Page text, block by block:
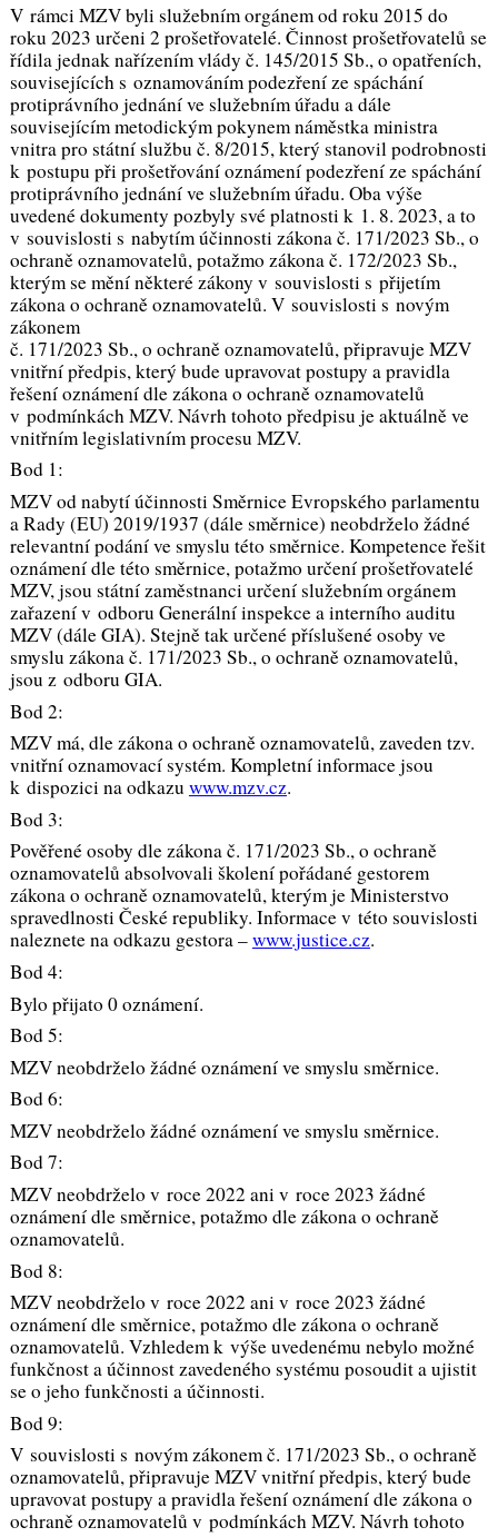
V rámci MZV byli služebním orgánem od roku 2015 do
roku 2023 určeni 2 prošetřovatelé. Činnost prošetřovatelů se
řídila jednak nařízením vlády č. 145/2015 Sb., o opatřeních,
souvisejících s oznamováním podezření ze spáchání
protiprávního jednání ve služebním úřadu a dále
souvisejícím metodickým pokynem náměstka ministra
vnitra pro státní službu č. 8/2015, který stanovil podrobnosti
k postupu při prošetřování oznámení podezření ze spáchání
protiprávního jednání ve služebním úřadu. Oba výše
uvedené dokumenty pozbyly své platnosti k 1. 8. 2023, a to
v souvislosti s nabytím účinnosti zákona č. 171/2023 Sb., o
ochraně oznamovatelů, potažmo zákona č. 172/2023 Sb.,
kterým se mění některé zákony v souvislosti s přijetím
zákona o ochraně oznamovatelů. V souvislosti s novým
zákonem
č. 171/2023 Sb., o ochraně oznamovatelů, připravuje MZV
vnitřní předpis, který bude upravovat postupy a pravidla
řešení oznámení dle zákona o ochraně oznamovatelů
v podmínkách MZV. Návrh tohoto předpisu je aktuálně ve
vnitřním legislativním procesu MZV.
Bod 1:
MZV od nabytí účinnosti Směrnice Evropského parlamentu
a Rady (EU) 2019/1937 (dále směrnice) neobdrželo žádné
relevantní podání ve smyslu této směrnice. Kompetence řešit
oznámení dle této směrnice, potažmo určení prošetřovatelé
MZV, jsou státní zaměstnanci určení služebním orgánem
zařazení v odboru Generální inspekce a interního auditu
MZV (dále GIA). Stejně tak určené příslušené osoby ve
smyslu zákona č. 171/2023 Sb., o ochraně oznamovatelů,
jsou z odboru GIA.
Bod 2:
MZV má, dle zákona o ochraně oznamovatelů, zaveden tzv.
vnitřní oznamovací systém. Kompletní informace jsou
k dispozici na odkazu www.mzv.cz.
Bod 3:
Pověřené osoby dle zákona č. 171/2023 Sb., o ochraně
oznamovatelů absolvovali školení pořádané gestorem
zákona o ochraně oznamovatelů, kterým je Ministerstvo
spravedlnosti České republiky. Informace v této souvislosti
naleznete na odkazu gestora –www.justice.cz.
Bod 4:
Bylo přijato 0 oznámení.
Bod 5:
MZV neobdrželo žádné oznámení ve smyslu směrnice.
Bod 6:
MZV neobdrželo žádné oznámení ve smyslu směrnice.
Bod 7:
MZV neobdrželo v roce 2022 ani v roce 2023 žádné
oznámení dle směrnice, potažmo dle zákona o ochraně
oznamovatelů.
Bod 8:
MZV neobdrželo v roce 2022 ani v roce 2023 žádné
oznámení dle směrnice, potažmo dle zákona o ochraně
oznamovatelů. Vzhledem k výše uvedenému nebylo možné
funkčnost a účinnost zavedeného systému posoudit a ujistit
se o jeho funkčnosti a účinnosti.
Bod 9:
V souvislosti s novým zákonem č. 171/2023 Sb., o ochraně
oznamovatelů, připravuje MZV vnitřní předpis, který bude
upravovat postupy a pravidla řešení oznámení dle zákona o
ochraně oznamovatelů v podmínkách MZV. Návrh tohoto